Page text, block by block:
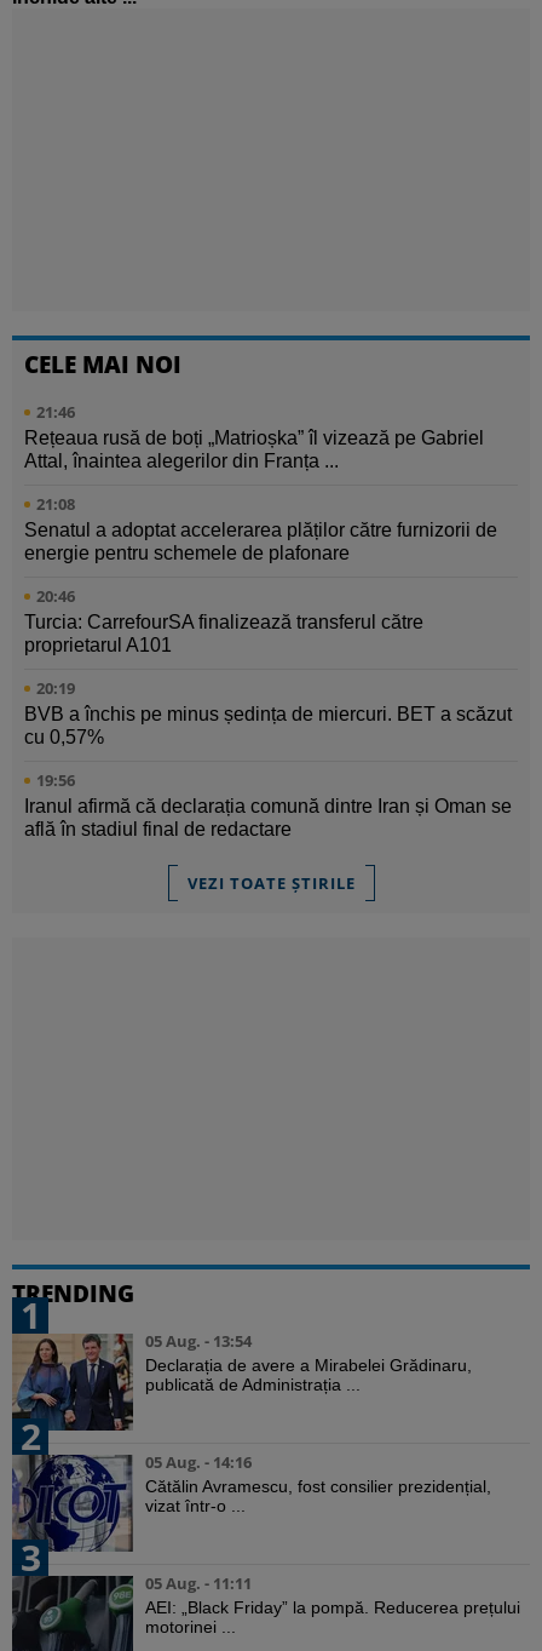
CELE MAI NOI
21:46
Rețeaua rusă de boți „Matrioșka” îl vizează pe Gabriel
Attal, înaintea alegerilor din Franța ...
21:08
Senatul a adoptat accelerarea plăților către furnizorii de
energie pentru schemele de plafonare
20:46
Turcia: CarrefourSA finalizează transferul către
proprietarul A101
20:19
BVB a închis pe minus ședința de miercuri. BET a scăzut
cu 0,57%
19:56
Iranul afirmă că declarația comună dintre Iran și Oman se
află în stadiul final de redactare
VEZI TOATE ȘTIRILE
TRENDING
1
05 Aug. - 13:54
Declarația de avere a Mirabelei Grădinaru,
publicată de Administrația ...
2
05 Aug. - 14:16
Cătălin Avramescu, fost consilier prezidențial,
vizat într-o ...
3
05 Aug. - 11:11
AEI: „Black Friday” la pompă. Reducerea prețului
motorinei ...